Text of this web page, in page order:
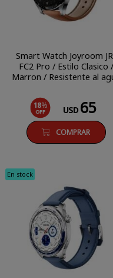
Smart Watch Joyroom
FC2 Pro / Estilo Clasico /
Marron / Resistente al
18%
OFF USD 65
COMPRAR
En stock